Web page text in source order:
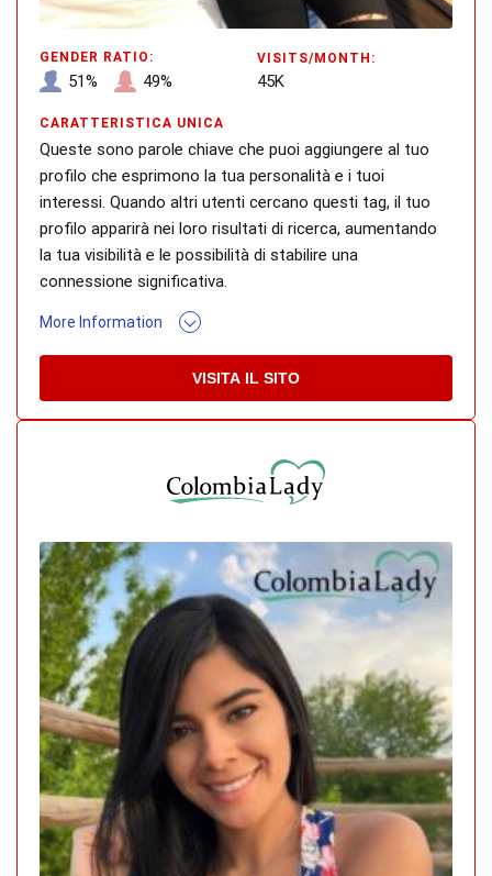
CARATTERISTICA UNICA
Queste sono parole chiave che puoi aggiungere al tuo
profilo che esprimono la tua personalità e i tuoi
interessi. Quando altri utenti cercano questi tag, il tuo
profilo apparirà nei loro risultati di ricerca, aumentando
la tua visibilità e le possibilità di stabilire una
connessione significativa.
More Information
GENDER RATIO:
51% 49%
VISITS/MONTH:
45K
VISITA IL SITO